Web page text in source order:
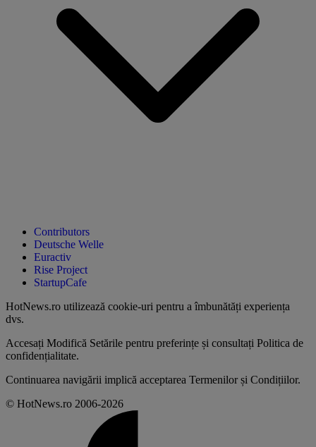
Contributors
Deutsche Welle
Euractiv
Rise Project
StartupCafe
HotNews.ro utilizează cookie-uri pentru a îmbunătăți experiența
dvs.
Accesați Modifică Setările pentru preferințe și consultați Politica de
confidențialitate.
Continuarea navigării implică acceptarea Termenilor și Condițiilor.
© HotNews.ro 2006-2026